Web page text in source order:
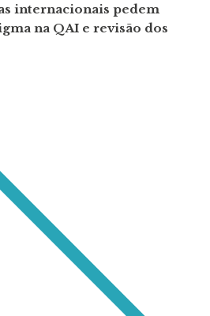
internacionais pedem
na QAI e revisão dos